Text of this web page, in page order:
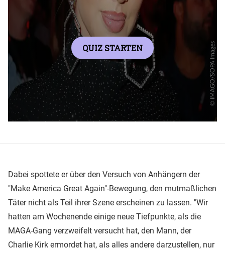
Dabei spottete er über den Versuch von Anhängern der
"Make America Great Again"-Bewegung, den mutmaßlichen
Täter nicht als Teil ihrer Szene erscheinen zu lassen. "Wir
hatten am Wochenende einige neue Tiefpunkte, als die
MAGA-Gang verzweifelt versucht hat, den Mann, der
Charlie Kirk ermordet hat, als alles andere darzustellen, nur